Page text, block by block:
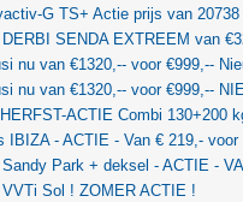
G TS+ Actie prijs van 20738
SENDA EXTREEM van
nu van €1320,-- voor €999,--
nu van €1320,-- voor €999,--
ACTIE Combi 130+200
IBIZA - ACTIE - Van € 219,- voor
Park + deksel - ACTIE -
Sol ! ZOMER ACTIE !